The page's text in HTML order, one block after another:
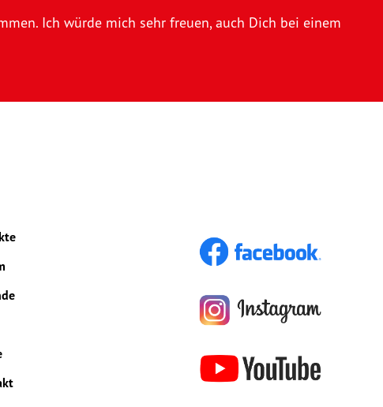
Ich würde mich sehr freuen, auch Dich bei einem